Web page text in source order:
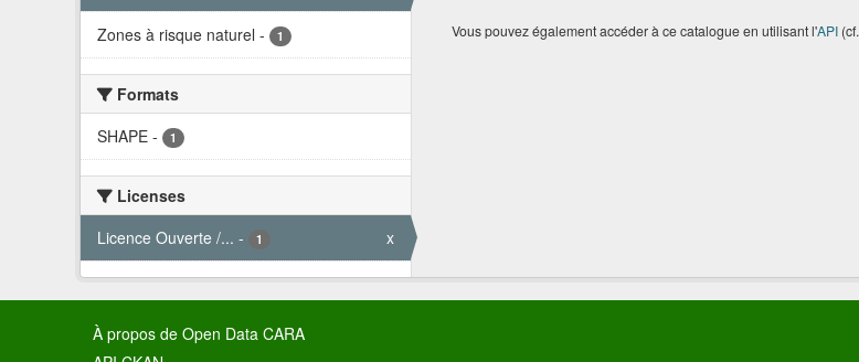
Zones à risque naturel - 1
Formats
SHAPE - 1
Licenses
Licence Ouverte /... - 1 x
Vous pouvez également accéder à ce catalogue en utilisant l'API(cf.
À propos de Open Data CARA